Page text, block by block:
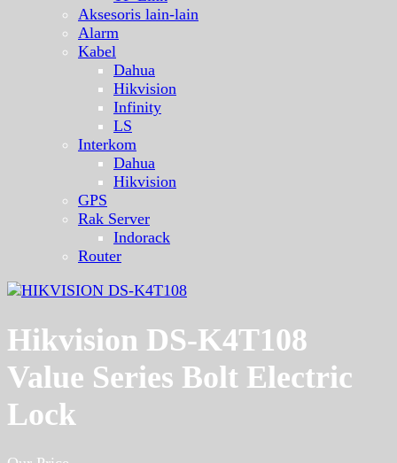
Aksesoris lain-lain
Alarm
Kabel
Dahua
Hikvision
Infinity
LS
Interkom
Dahua
Hikvision
GPS
Rak Server
Indorack
Router
Hikvision DS-K4T108
Value Series Bolt Electric
Lock